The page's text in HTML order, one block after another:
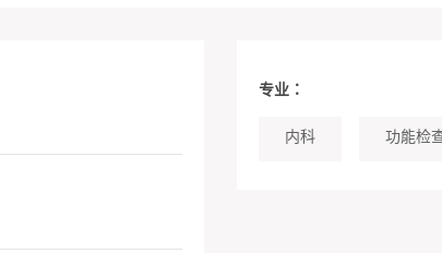
专业：
内科 功能检